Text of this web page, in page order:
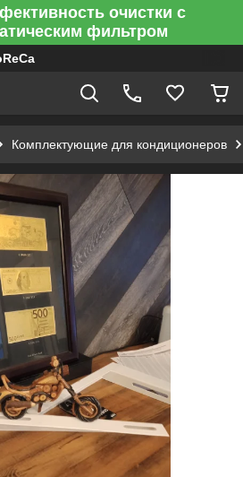
очистки с
фильтром
Комплектующие для кондиционеров